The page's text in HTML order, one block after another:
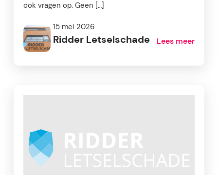
ook vragen op. Geen […]
15 mei 2026
Ridder Letselschade Lees meer